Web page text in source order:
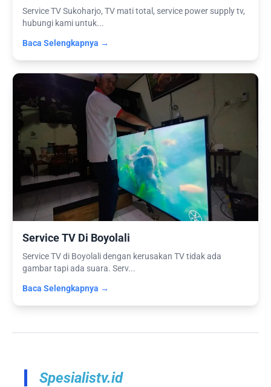
Service TV Sukoharjo, TV mati total, service power supply tv,
hubungi kami untuk...
Baca Selengkapnya →
Service TV Di Boyolali
Service TV di Boyolali dengan kerusakan TV tidak ada
gambar tapi ada suara. Serv...
Baca Selengkapnya →
Spesialistv.id